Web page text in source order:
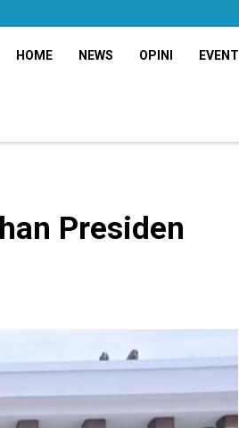
HOME NEWS OPINI EVENT
Presiden